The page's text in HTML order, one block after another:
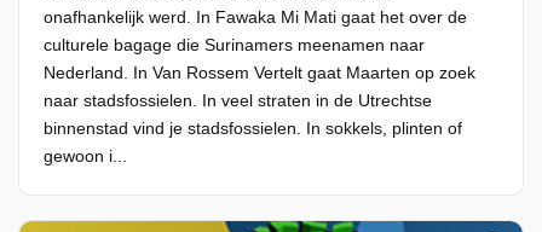
onafhankelijk werd. In Fawaka Mi Mati gaat het over de
culturele bagage die Surinamers meenamen naar
Nederland. In Van Rossem Vertelt gaat Maarten op zoek
naar stadsfossielen. In veel straten in de Utrechtse
binnenstad vind je stadsfossielen. In sokkels, plinten of
gewoon i...